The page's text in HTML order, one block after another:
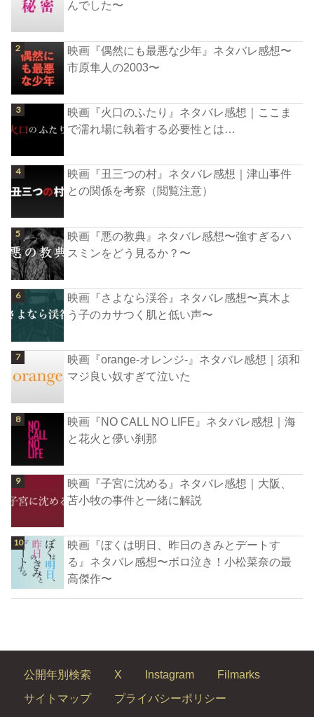
んでした〜
映画『偶然にも最悪な少年』ネタバレ感想〜
市原隼人の2003〜
映画『火口のふたり』ネタバレ感想｜ここま
で濡れ場に執着する必要性とは…
映画『丑三つの村』ネタバレ感想｜津山事件
との関係を考察（閲覧注意）
映画『悪の教典』ネタバレ感想〜強すぎるハ
スミンをどう見るか？〜
映画『さよなら渓谷』ネタバレ感想〜真木よ
う子のカサつく肌と低い声〜
映画『orange-オレンジ-』ネタバレ感想｜須和
マジ良い奴すぎて泣いた
映画『NO CALL NO LIFE』ネタバレ感想｜海
と花火と儚い刹那
映画『子宮に沈める』ネタバレ感想｜大阪、
苫小牧の事件と一緒に解説
映画『ぼくは明日、昨日のきみとデートす
る』ネタバレ感想〜ボロ泣き！小松菜奈の最
高傑作〜
公開年別検索 X Instagram
Filmarks
サイトマップ
プライバシーポリシー